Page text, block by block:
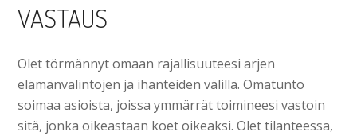
VASTAUS
Olet törmännyt omaan rajallisuuteesi arjen
elämänvalintojen ja ihanteiden välillä. Omatunto
soimaa asioista, joissa ymmärrät toimineesi vastoin
sitä, jonka oikeastaan koet oikeaksi. Olet tilanteessa,